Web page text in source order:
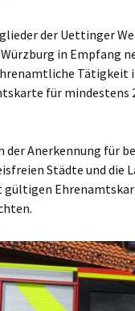
der Uettinger
in Empfang
Tätigkeit
für mindestens
der Anerkennung für
Städte und die